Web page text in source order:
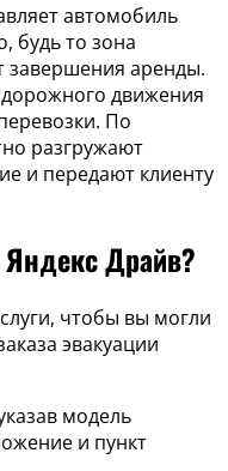
автомобиль
будь то зона
завершения аренды.
движения
По
разгружают
и передают клиенту
Яндекс Драйв?
чтобы вы могли
эвакуации
модель
и пункт